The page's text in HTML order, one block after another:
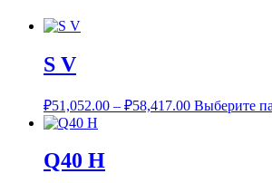
S V
₽51,052.00 – ₽58,417.00Диапазон
Выберите
Q40 H